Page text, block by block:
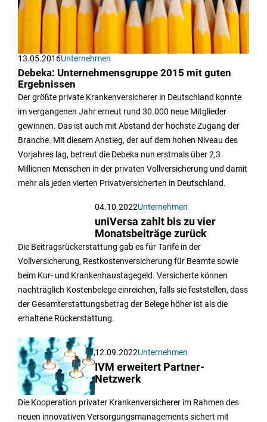
13.05.2016Unternehmen
Debeka: Unternehmensgruppe 2015 mit guten
Ergebnissen
Der größte private Krankenversicherer in Deutschland konnte
im vergangenen Jahr erneut rund 30.000 neue Mitglieder
gewinnen. Das ist auch mit Abstand der höchste Zugang der
Branche. Mit diesem Anstieg, der auf dem hohen Niveau des
Vorjahres lag, betreut die Debeka nun erstmals über 2,3
Millionen Menschen in der privaten Vollversicherung und damit
mehr als jeden vierten Privatversicherten in Deutschland.
04.10.2022Unternehmen
uniVersa zahlt bis zu vier
Monatsbeiträge zurück
Die Beitragsrückerstattung gab es für Tarife in der
Vollversicherung, Restkostenversicherung für Beamte sowie
beim Kur- und Krankenhaustagegeld. Versicherte können
nachträglich Kostenbelege einreichen, falls sie feststellen, dass
der Gesamterstattungsbetrag der Belege höher ist als die
erhaltene Rückerstattung.
12.09.2022Unternehmen
IVM erweitert Partner-
Netzwerk
Die Kooperation privater Krankenversicherer im Rahmen des
neuen innovativen Versorgungsmanagements sichert mit